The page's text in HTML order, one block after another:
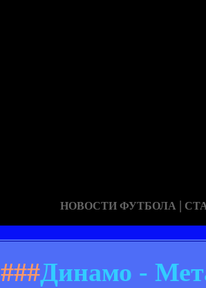
НОВОСТИ ФУТБОЛА |
###Динамо -